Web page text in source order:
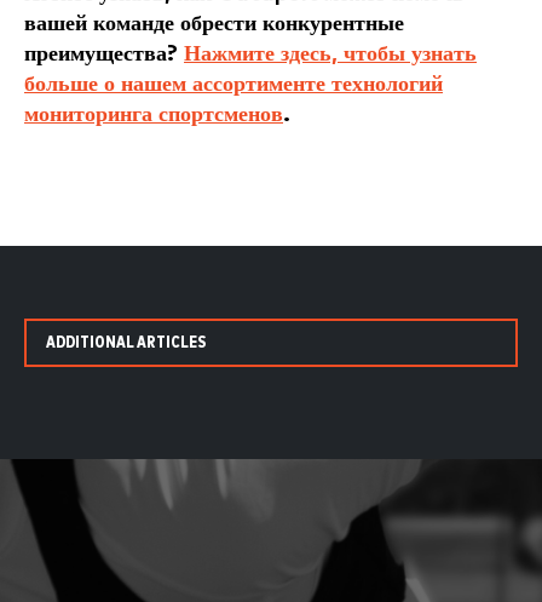
вашей команде обрести конкурентные
преимущества? Нажмите здесь, чтобы узнать
больше о нашем ассортименте технологий
мониторинга спортсменов.
ADDITIONAL ARTICLES